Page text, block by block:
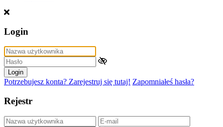
Login
Login
Potrzebujesz konta? Zarejestruj się tutaj! Zapomniałeś hasła?
Rejestr